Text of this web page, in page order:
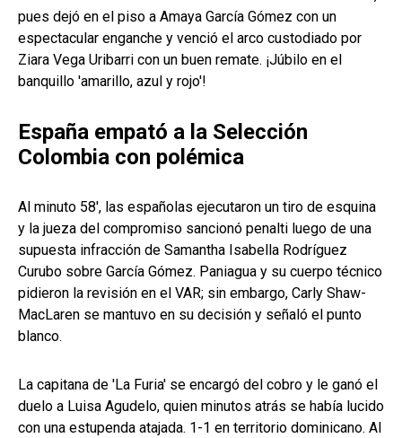
pues dejó en el piso a Amaya García Gómez con un
espectacular enganche y venció el arco custodiado por
Ziara Vega Uribarri con un buen remate. ¡Júbilo en el
banquillo 'amarillo, azul y rojo'!
España empató a la Selección
Colombia con polémica
Al minuto 58', las españolas ejecutaron un tiro de esquina
y la jueza del compromiso sancionó penalti luego de una
supuesta infracción de Samantha Isabella Rodríguez
Curubo sobre García Gómez. Paniagua y su cuerpo técnico
pidieron la revisión en el VAR; sin embargo, Carly Shaw-
MacLaren se mantuvo en su decisión y señaló el punto
blanco.
La capitana de 'La Furia' se encargó del cobro y le ganó el
duelo a Luisa Agudelo, quien minutos atrás se había lucido
con una estupenda atajada. 1-1 en territorio dominicano. Al